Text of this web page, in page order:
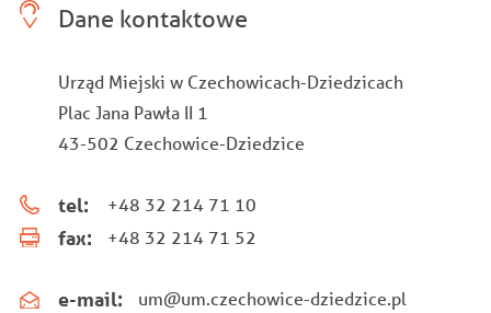
Dane kontaktowe
Urząd Miejski w Czechowicach-Dziedzicach
Plac Jana Pawła II 1
43-502 Czechowice-Dziedzice
tel: +48 32 214 71 10
fax: +48 32 214 71 52
e-mail: um@um.czechowice-dziedzice.pl